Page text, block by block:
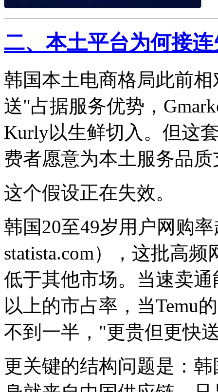
二、本土平台为何接
韩国本土电商格局此前
送"占据服务优势，
Kurly以生鲜切入。但这
费者愿意为本土服务品
这个假设正在失效。
韩国20至49岁用户网购率
statista.com），这批高
低于其他市场。当速卖
以上的市占率，当Temu
不到一半，"更贵但更快
更关键的结构问题是：